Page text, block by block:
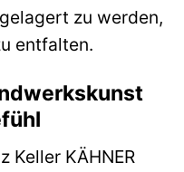
zu werden,
entfalten.
Keller KÄHNER